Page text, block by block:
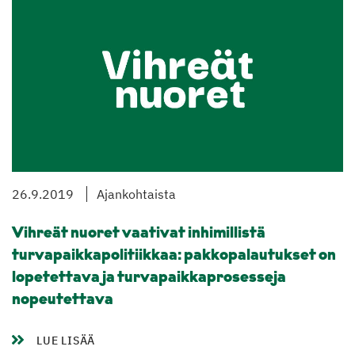
26.9.2019 Ajankohtaista
Vihreät nuoret vaativat inhimillistä
turvapaikkapolitiikkaa: pakkopalautukset on
lopetettava ja turvapaikkaprosesseja
nopeutettava
LUE LISÄÄ